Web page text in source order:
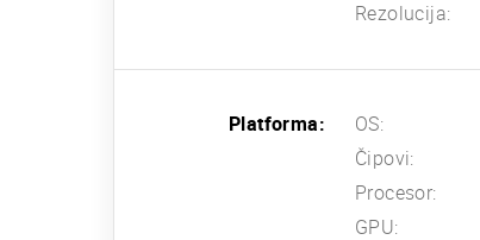
Rezolucija:
Platforma: OS:
Čipovi:
Procesor:
GPU: